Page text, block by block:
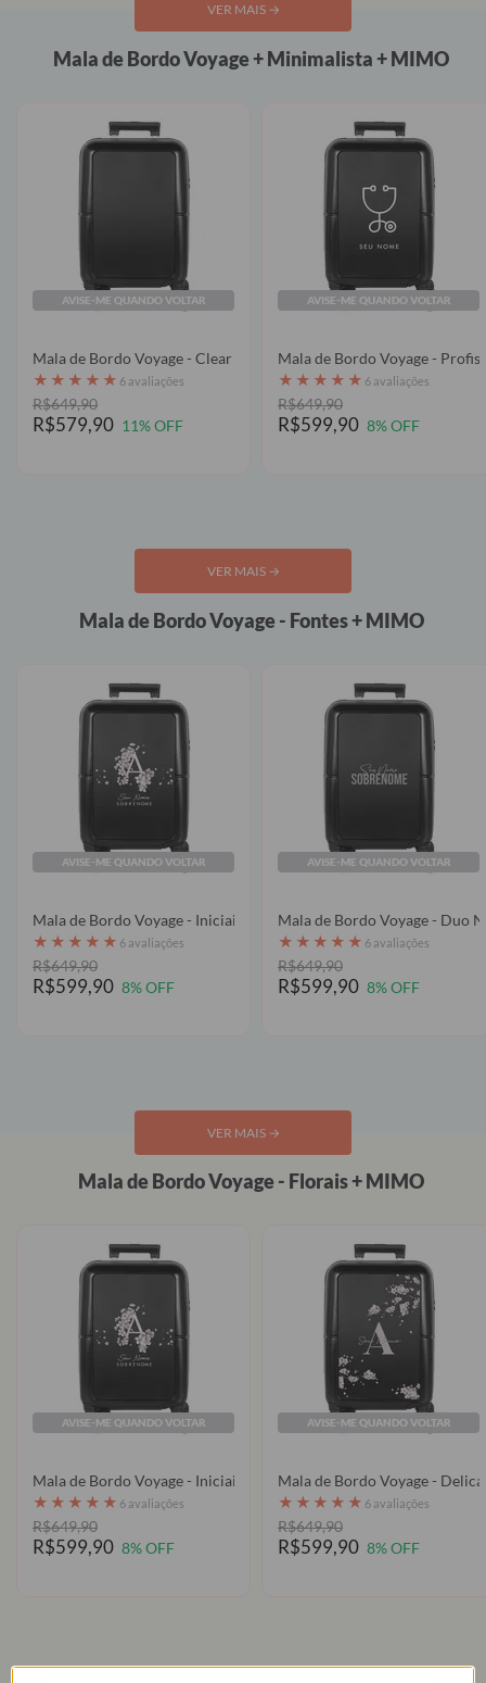
VER MAIS →
Mala de Bordo Voyage + Minimalista + MIMO
AVISE-ME QUANDO VOLTAR
Mala de Bordo Voyage - Clear
★ ★ ★ ★ ★ 6 avaliações
R$649,90
R$579,90 11% OFF
AVISE-ME QUANDO VOLTAR
Mala de
★ ★ ★ ★ ★ 6 avaliações
R$649,90
R$599,90 8% OFF
VER MAIS →
Mala de Bordo Voyage - Fontes + MIMO
AVISE-ME QUANDO VOLTAR
Mala de Bordo Voyage - Iniciais Cherry Blossom
★ ★ ★ ★ ★ 6 avaliações
R$649,90
R$599,90 8% OFF
AVISE-ME QUANDO VOLTAR
Mala de
★ ★ ★ ★ ★ 6 avaliações
R$649,90
R$599,90 8% OFF
VER MAIS →
Mala de Bordo Voyage - Florais + MIMO
AVISE-ME QUANDO VOLTAR
Mala de Bordo Voyage - Iniciais Cherry Blossom
★ ★ ★ ★ ★ 6 avaliações
R$649,90
R$599,90 8% OFF
AVISE-ME QUANDO VOLTAR
Mala de Bordo
★ ★ ★ ★ ★ 6 avaliações
R$649,90
R$599,90 8% OFF